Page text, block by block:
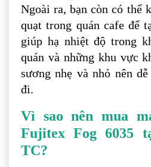
Ngoài ra, bạn còn có thể
quạt trong quán cafe để
giúp hạ nhiệt độ trong
quán và những khu vực
sương nhẹ và nhỏ nên
đi.
Vì sao nên mua
Fujitex Fog 6035
TC?